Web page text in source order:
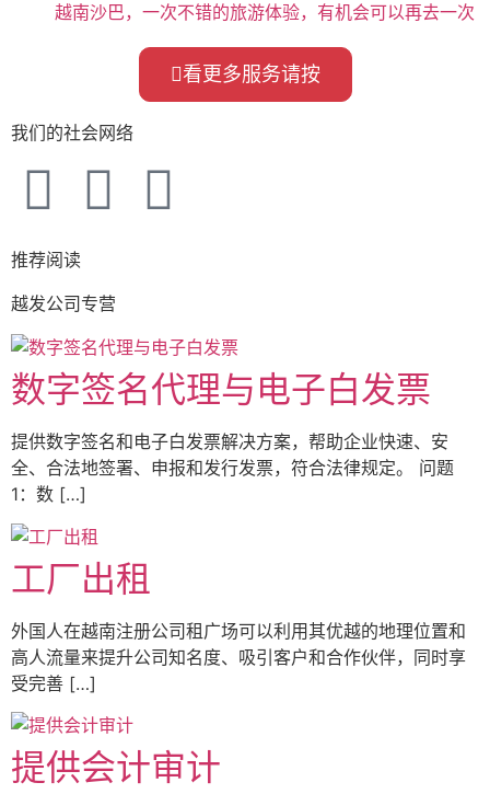
越南沙巴，一次不错的旅游体验，有机会可以再去一次
看更多服务请按
我们的社会网络
推荐阅读
越发公司专营
数字签名代理与电子白发票
提供数字签名和电子白发票解决方案，帮助企业快速、安
全、合法地签署、申报和发行发票，符合法律规定。 问题
1：数 […]
工厂出租
外国人在越南注册公司租广场可以利用其优越的地理位置和
高人流量来提升公司知名度、吸引客户和合作伙伴，同时享
受完善 […]
提供会计审计